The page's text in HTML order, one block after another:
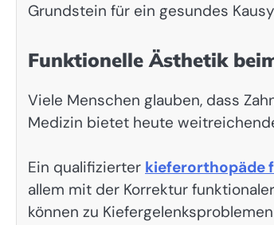
Grundstein für ein gesundes
Funktionelle Ästhetik
Viele Menschen glauben, dass
Medizin bietet heute
Ein qualifizierter kieferorthopäde
allem mit der Korrektur
können zu